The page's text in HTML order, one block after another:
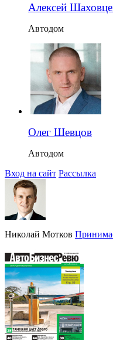
Алексей
Автодом
Олег Шевцов
Автодом
Вход на сайт Рассылка
Николай Мотков